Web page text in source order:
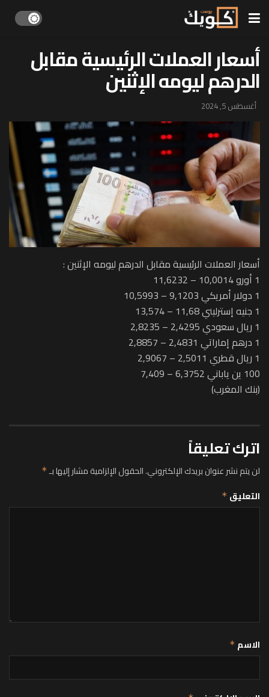
أسعار العملات الرئيسية مقابل
الدرهم ليومه الإثنين
أغسطس 5, 2024
أسعار العملات الرئيسية مقابل الدرهم ليومه الإثنين :
1 أورو 10,0014 – 11,6232
1 دولار أمريكي 9,1203 – 10,5993
1 جنيه إسترليني 11,68 – 13,574
1 ريال سعودي 2,4295 – 2,8235
1 درهم إماراتي 2,4831 – 2,8857
1 ريال قطري 2,5011 – 2,9067
100 ين ياباني 6,3752 – 7,409
(بنك المغرب)
اترك تعليقاً
لن يتم نشر عنوان بريدك الإلكتروني.الحقول الإلزامية مشار إليها بـ*
التعليق *
الاسم *